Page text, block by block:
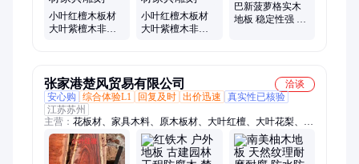
小叶红檀木板材
大叶紫檀木非洲
小叶红檀木板材
大叶紫檀木非洲
巴新菠萝格实木
地板 稳定性强 不
张家港楚风贸易有限公司
洽谈
安心购
综合体验L1 回复及时 出价迅速
真实性已核验
江苏苏州
主营： 花板材、家具木料、原木板材、大叶红檀、大叶花梨、名
贵硬木、工程防腐木料、赞比亚花梨板材、小巴花楼梯扶手、塔
利、沙比利、可西普、南美柚木、红花梨、第伦桃、奥坎、小叶